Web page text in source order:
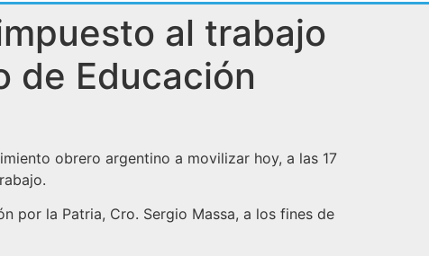
al trabajo
de Educación
obrero argentino a movilizar hoy, a las 17
por la Patria, Cro. Sergio Massa, a los fines de